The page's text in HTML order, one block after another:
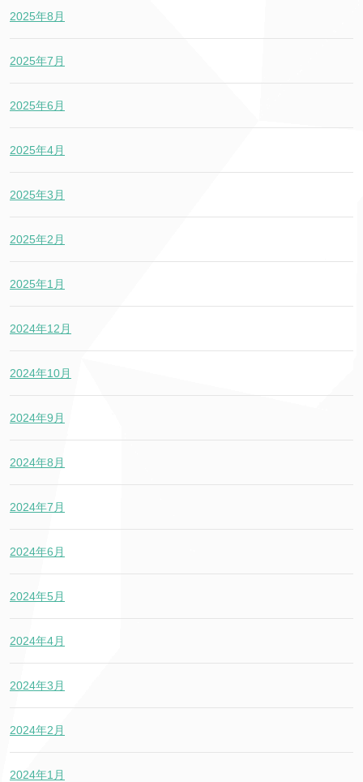
2025年8月
2025年7月
2025年6月
2025年4月
2025年3月
2025年2月
2025年1月
2024年12月
2024年10月
2024年9月
2024年8月
2024年7月
2024年6月
2024年5月
2024年4月
2024年3月
2024年2月
2024年1月